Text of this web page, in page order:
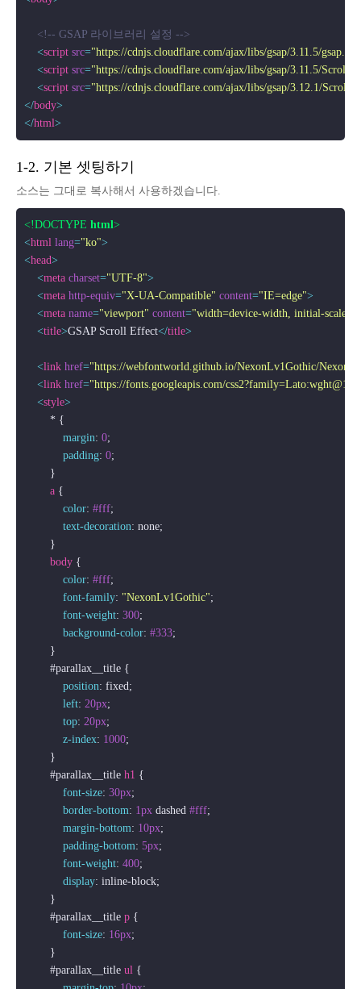
<!-- GSAP 라이브러리 설정 -->
<script src="https://cdnjs.cloudflare.com/ajax/libs/gsap/3.11.5/
<script src="https://cdnjs.cloudflare.com/ajax/libs/gsap/3.11.5/
<script src="https://cdnjs.cloudflare.com/ajax/libs/gsap/3.12.1/
</body>
</html>
1-2. 기본 셋팅하기
소스는 그대로 복사해서 사용하겠습니다.
<!DOCTYPE html>
<html lang="ko">
<head>
<meta charset="UTF-8">
<meta http-equiv="X-UA-Compatible" content="IE=edge">
<meta name="viewport" content="width=device-width, initial-
<title>GSAP Scroll Effect</title>
<link href="https://webfontworld.github.io/NexonLv1Gothic/
<link href="https://fonts.googleapis.com/
<style>
        * {
margin: 0;
padding: 0;
        }
a {
color: #fff;
text-decoration: none;
        }
body {
color: #fff;
font-family: "NexonLv1Gothic";
font-weight: 300;
background-color: #333;
        }
#parallax__title {
position: fixed;
left: 20px;
top: 20px;
z-index: 1000;
        }
#parallax__title h1 {
font-size: 30px;
border-bottom: 1px dashed #fff;
margin-bottom: 10px;
padding-bottom: 5px;
font-weight: 400;
display: inline-block;
        }
#parallax__title p {
font-size: 16px;
        }
#parallax__title ul {